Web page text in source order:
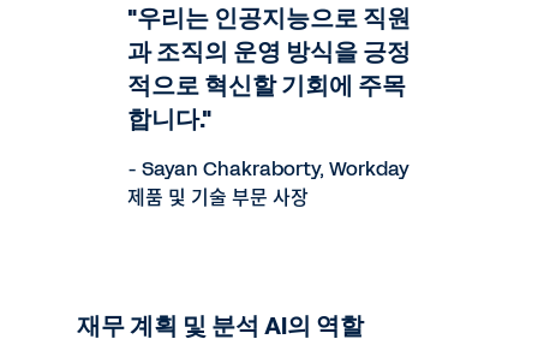
"우리는 인공지능으로 직원
과 조직의 운영 방식을 긍정
적으로 혁신할 기회에 주목
합니다."
- Sayan Chakraborty, Workday
제품 및 기술 부문 사장
재무 계획 및 분석 AI의 역할